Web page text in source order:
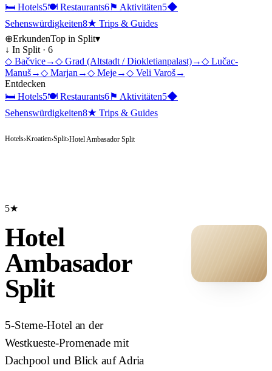
🛏 Hotels5🍽 Restaurants6⚑ Aktivitäten5◆
Sehenswürdigkeiten8★ Trips & Guides
⊕ErkundenTop in Split▾
↓ In Split · 6
◇ Bačvice→◇ Grad (Altstadt / Diokletianpalast)→◇ Lučac-
Manuš→◇ Marjan →◇ Meje→◇ Veli Varoš→
Entdecken
🛏 Hotels5🍽 Restaurants6⚑ Aktivitäten5◆
Sehenswürdigkeiten8★ Trips & Guides
Hotels›Kroatien›Split›Hotel Ambasador Split
5★
Hotel
Ambasador
Split
5-Sterne-Hotel an der
Westkueste-Promenade mit
Dachpool und Blick auf Adria